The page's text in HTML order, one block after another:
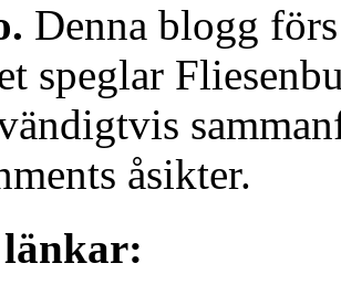
Denna blogg
speglar
åsikter.